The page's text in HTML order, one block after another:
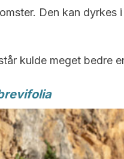
Den kan dyrkes
kulde meget bedre